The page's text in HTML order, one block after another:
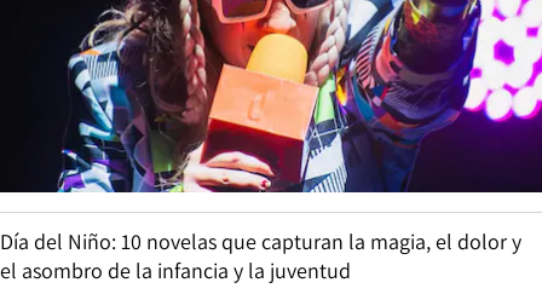
Día del Niño: 10 novelas que capturan la magia, el dolor y
el asombro de la infancia y la juventud